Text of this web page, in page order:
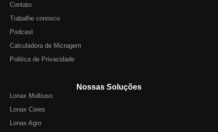
Contato
Trabalhe conosco
Podcast
Calculadora de Micragem
Politica de Privacidade
Nossas Soluções
Lonax Multiuso
Lonax Cores
Lonax Agro